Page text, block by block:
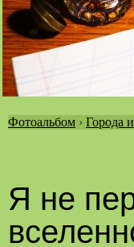
Фотоальбом › Города
Я не